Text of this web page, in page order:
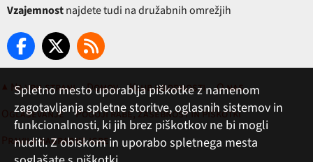
Vzajemnostnajdete tudi na družabnih omrežjih
▲ Na vrh strani Domov Klub ugodnosti
O nas
Oglaševanje
Pogoji rabe, zasebnost in piškotki
Pravila nagradne igre
Spletno mesto uporablja piškotke z namenom
zagotavljanja spletne storitve, oglasnih sistemov in
funkcionalnosti, ki jih brez piškotkov ne bi mogli
nuditi. Z obiskom in uporabo spletnega mesta